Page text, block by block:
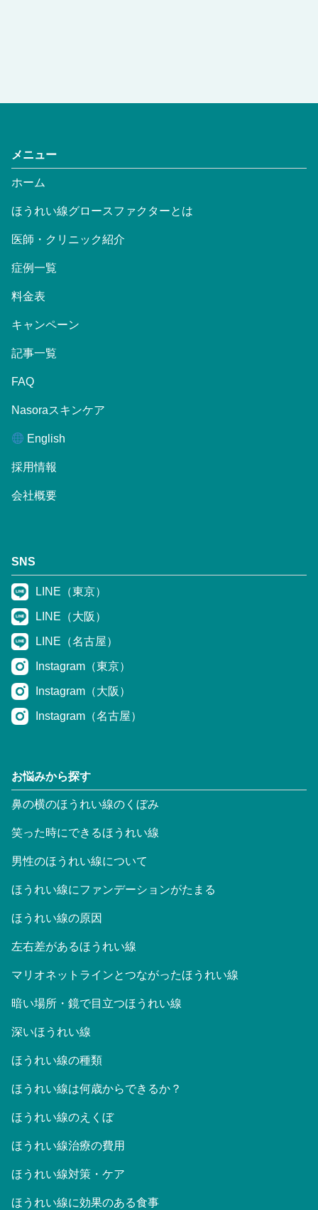
メニュー
ホーム
ほうれい線グロースファクターとは
医師・クリニック紹介
症例一覧
料金表
キャンペーン
記事一覧
FAQ
Nasoraスキンケア
English
採用情報
会社概要
SNS
LINE（東京）
LINE（大阪）
LINE（名古屋）
Instagram（東京）
Instagram（大阪）
Instagram（名古屋）
お悩みから探す
鼻の横のほうれい線のくぼみ
笑った時にできるほうれい線
男性のほうれい線について
ほうれい線にファンデーションがたまる
ほうれい線の原因
左右差があるほうれい線
マリオネットラインとつながったほうれい線
暗い場所・鏡で目立つほうれい線
深いほうれい線
ほうれい線の種類
ほうれい線は何歳からできるか？
ほうれい線のえくぼ
ほうれい線治療の費用
ほうれい線対策・ケア
ほうれい線に効果のある食事